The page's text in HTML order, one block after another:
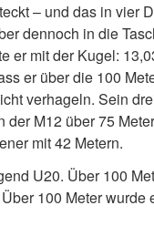
– und das in vier
dennoch in die
er mit der Kugel:
er über die 100
verhageln. Sein
M12 über 75
mit 42 Metern.
U20. Über 100
100 Meter wurde